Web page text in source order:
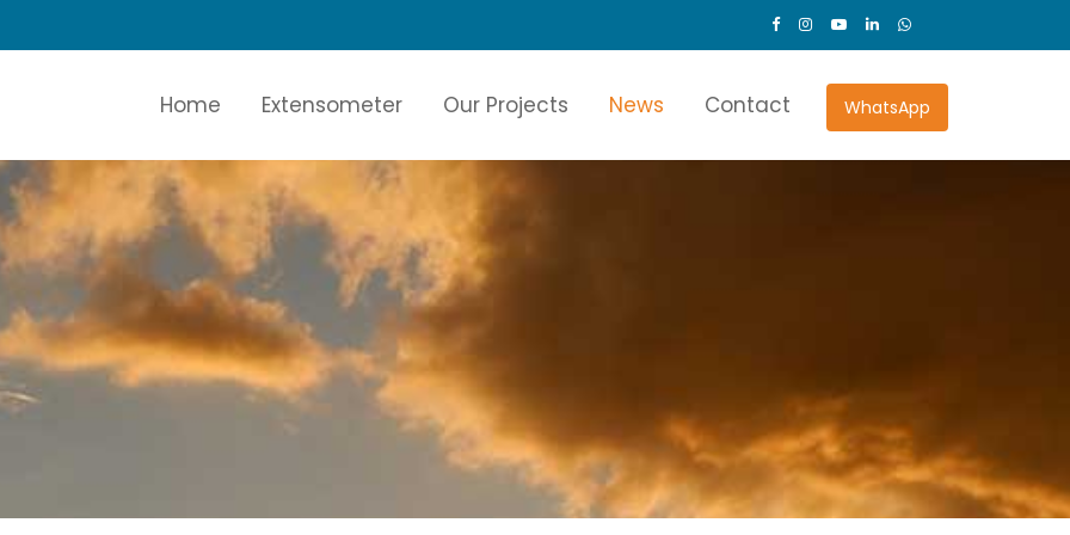
WhatsApp
Home Extensometer Our Projects News Contact